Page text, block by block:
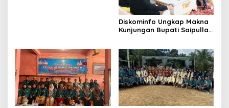
Diskominfo Ungkap Makna
Kunjungan Bupati Saipullah